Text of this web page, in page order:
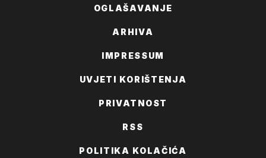
OGLAŠAVANJE
ARHIVA
IMPRESSUM
UVJETI KORIŠTENJA
PRIVATNOST
RSS
POLITIKA KOLAČIĆA